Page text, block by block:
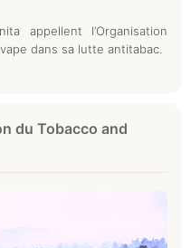
appellent l’Organisation
dans sa lutte antitabac.
du Tobacco and